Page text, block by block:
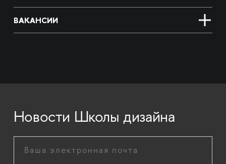
ВАКАНСИИ
Новости Школы дизайна